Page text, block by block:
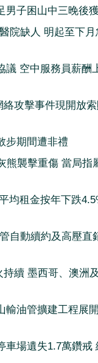
男子困山中三晚
院缺人 明起至下月
議 空中服務員薪酬
絡攻擊事件現開放
步期間遭非禮
熊襲擊重傷 當局指
均租金按年下跌
自動續約及高壓直
持續 墨西哥、澳洲
輸油管擴建工程展
車場遺失1.7萬鑽戒